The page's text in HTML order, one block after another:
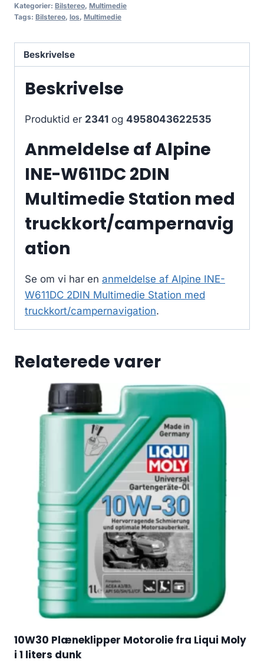
Kategorier: Bilstereo, Multimedie
Tags: Bilstereo, los, Multimedie
Beskrivelse
Beskrivelse
Produktid er 2341 og 4958043622535
Anmeldelse af Alpine
INE-W611DC 2DIN
Multimedie Station med
truckkort/campernavig
ation
Se om vi har en anmeldelse af Alpine INE-
W611DC 2DIN Multimedie Station med
truckkort/campernavigation.
Relaterede varer
10W30 Plæneklipper Motorolie fra Liqui Moly
i 1 liters dunk